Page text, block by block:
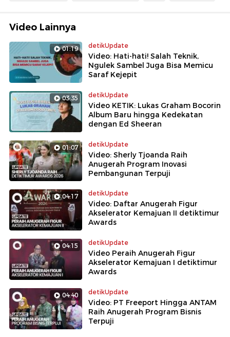
Video Lainnya
01:19 detikUpdate
Video: Hati-hati! Salah Teknik,
Ngulek Sambel Juga Bisa Memicu
Saraf Kejepit
03:35 detikUpdate
Video KETIK: Lukas Graham Bocorin
Album Baru hingga Kedekatan
dengan Ed Sheeran
01:07 detikUpdate
Video: Sherly Tjoanda Raih
Anugerah Program Inovasi
Pembangunan Terpuji
04:17 detikUpdate
Video: Daftar Anugerah Figur
Akselerator Kemajuan II detiktimur
Awards
04:15 detikUpdate
Video Peraih Anugerah Figur
Akselerator Kemajuan I detiktimur
Awards
04:40 detikUpdate
Video: PT Freeport Hingga ANTAM
Raih Anugerah Program Bisnis
Terpuji